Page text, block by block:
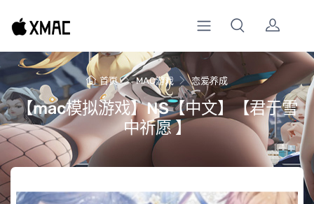
首页 MAC游戏 恋爱养成
【mac模拟游戏】NS【中文】【君于雪
中祈愿 】